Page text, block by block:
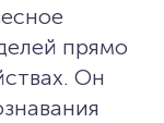
прямо
Он